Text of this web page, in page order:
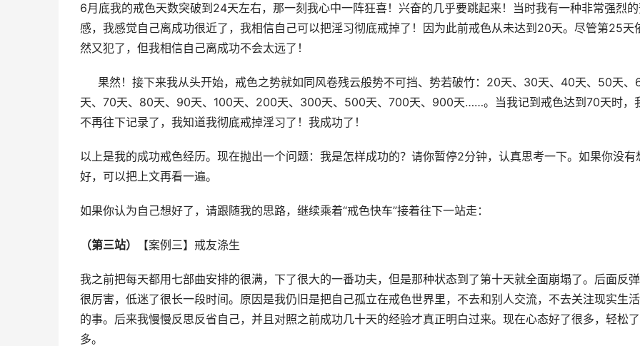
6月底我的戒色天数突破到24天左右，那一刻我心中一阵狂喜！兴奋的几乎要跳起来！当时我有一种非常强烈
感，我感觉自己离成功很近了，我相信自己可以把淫习彻底戒掉了！因为此前戒色从未达到20天。尽管第25天
然又犯了，但我相信自己离成功不会太远了！
果然！接下来我从头开始，戒色之势就如同风卷残云般势不可挡、势若破竹：20天、30天、40天、50天、
天、70天、80天、90天、100天、200天、300天、500天、700天、900天……。当我记到戒色达到70天时，
不再往下记录了，我知道我彻底戒掉淫习了！我成功了！
以上是我的成功戒色经历。现在抛出一个问题：我是怎样成功的？请你暂停2分钟，认真思考一下。如果你没有
好，可以把上文再看一遍。
如果你认为自己想好了，请跟随我的思路，继续乘着“戒色快车”接着往下一站走：
（第三站） 【案例三】戒友涤生
我之前把每天都用七部曲安排的很满，下了很大的一番功夫，但是那种状态到了第十天就全面崩塌了。后面反
很厉害，低迷了很长一段时间。原因是我仍旧是把自己孤立在戒色世界里，不去和别人交流，不去关注现实生
的事。后来我慢慢反思反省自己，并且对照之前成功几十天的经验才真正明白过来。现在心态好了很多，轻松
多。